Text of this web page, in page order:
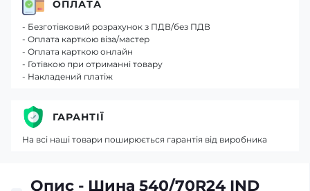
Опис - Шина 540/70R24 IND
ОПЛАТА
- Безготівковий розрахунок з ПДВ/без ПДВ
- Оплата карткою віза/мастер
- Оплата карткою онлайн
- Готівкою при отриманні товару
- Накладений платіж
ГАРАНТІЇ
На всі наші товари поширюється гарантія від виробника